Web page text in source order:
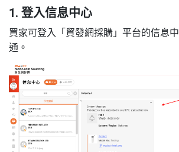
1. 登入信息中心
買家可登入「貿發網採購」平台的信息
通。